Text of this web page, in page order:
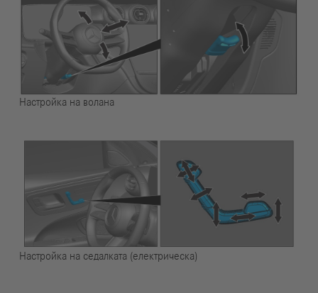
Настройка на волана
Настройка на седалката (електрическа)